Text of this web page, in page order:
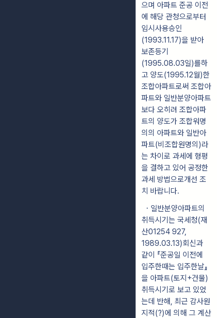
으며 아파트 준공 이전
에 해당 관청으로부터
임시사용승인
(1993.11.17)을 받아
보존등기
(1995.08.03일)를하
고 양도(1995.12월)한
조합아파트로써 조합아
파트와 일반분양아파트
보다 오히려 조합아파
트의 양도가 조합워명
의의 아파트와 일반아
파트(비조합원명의)라
는 차이로 과세에 형평
을 결하고 있어 공정한
과세 방법으로개선 조
치 바랍니다.
・일반분양아파트의
취득시기는 국세청(재
산01254 927,
1989.03.13)회신과
같이 『준공일 이전에
입주한때는 입주한날』
을 아파트(토지+건물)
취득시기로 보고 있었
는데 반해, 최근 감사원
지적(?)에 의해 그 계산